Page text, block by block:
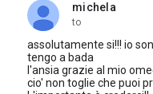
michela
unread,
to
assolutamente si!!! io
tengo a bada
l'ansia grazie al mio
cio' non toglie che puoi